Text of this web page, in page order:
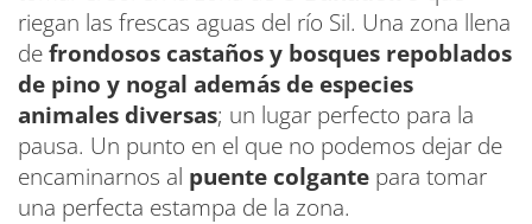
riegan las frescas aguas del río Sil. Una zona llena
defrondosos castaños y bosques repoblados
de pino y nogal además de especies
animales diversas; un lugar perfecto para la
pausa. Un punto en el que no podemos dejar de
encaminarnos al puente colgante para tomar
una perfecta estampa de la zona.